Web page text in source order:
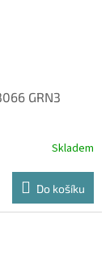
GRN3
Skladem
Do košíku